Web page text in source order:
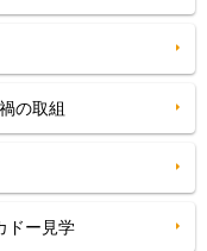
の取組
ドー見学